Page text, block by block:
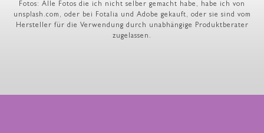
Fotos: Alle Fotos die ich nicht selber gemacht habe, habe ich von
unsplash.com, oder bei Fotalia und Adobe gekauft, oder sie sind vom
Hersteller für die Verwendung durch unabhängige Produktberater
zugelassen.